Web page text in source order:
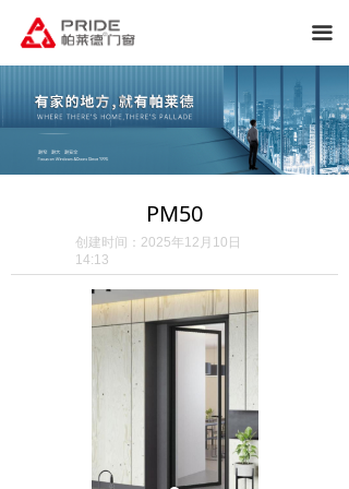
끀
PM50
创建时间： 2025年12月10日
14:13